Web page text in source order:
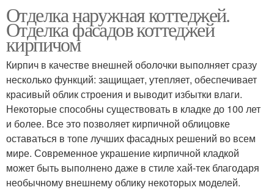
Отделка наружная коттеджей.
Отделка фасадов коттеджей
кирпичом
Кирпич в качестве внешней оболочки выполняет сразу
несколько функций: защищает, утепляет, обеспечивает
красивый облик строения и выводит избытки влаги.
Некоторые способны существовать в кладке до 100 лет
и более. Все это позволяет кирпичной облицовке
оставаться в топе лучших фасадных решений во всем
мире. Современное украшение кирпичной кладкой
может быть выполнено даже в стиле хай-тек благодаря
необычному внешнему облику некоторых моделей.